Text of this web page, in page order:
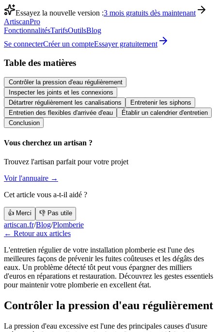
Essayez la nouvelle version :3 mois gratuits dès maintenant
ArtiscanPro
FonctionnalitésTarifsOutilsBlog
Se connecterCréer un compteEssayer gratuitement
Table des matières
Contrôler la pression d'eau régulièrement
Inspecter les joints et les connexions
Détartrer régulièrement les canalisations
Entretenir les siphons
Entretien des flexibles d'arrivée d'eau
Établir un calendrier d'entretien
Conclusion
Vous cherchez un artisan ?
Trouvez l'artisan parfait pour votre projet
Voir l'annuaire →
Cet article vous a-t-il aidé ?
👍 Merci 👎 Pas utile
artiscan.fr/Blog/Plomberie
← Retour aux articles
L'entretien régulier de votre installation plomberie est l'une des
meilleures façons de prévenir les fuites coûteuses et les dégâts des
eaux. Un problème détecté tôt peut vous épargner des milliers
d'euros en réparations et restauration. Découvrez les gestes essentiels
pour maintenir votre plomberie en excellent état.
Contrôler la pression d'eau régulièrement
La pression d'eau excessive est l'une des principales causes d'usure